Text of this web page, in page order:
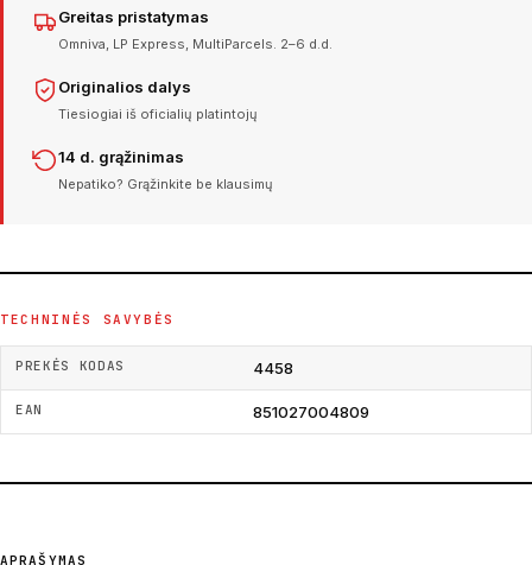
Greitas pristatymas
Omniva, LP Express, MultiParcels. 2–6 d.d.
Originalios dalys
Tiesiogiai iš oficialių platintojų
14 d. grąžinimas
Nepatiko? Grąžinkite be klausimų
TECHNINĖS SAVYBĖS
PREKĖS KODAS 4458
EAN 851027004809
APRAŠYMAS